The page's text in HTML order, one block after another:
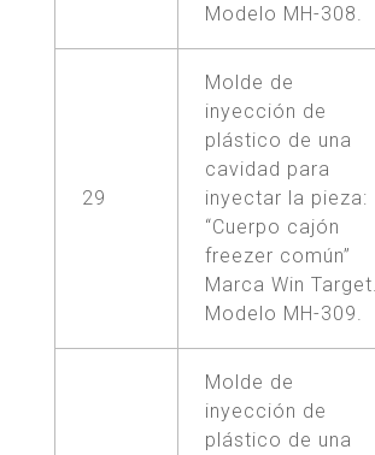
Modelo MH-308.
29
Molde de
inyección de
plástico de una
cavidad para
inyectar la pieza:
“Cuerpo cajón
freezer común”
Marca Win Target.
Modelo MH-309.
Molde de
inyección de
plástico de una